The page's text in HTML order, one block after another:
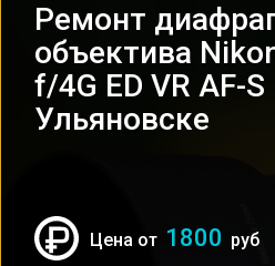
Ремонт
объектива
f/4G ED VR AF-
Ульяновске
Цена от 1800 руб